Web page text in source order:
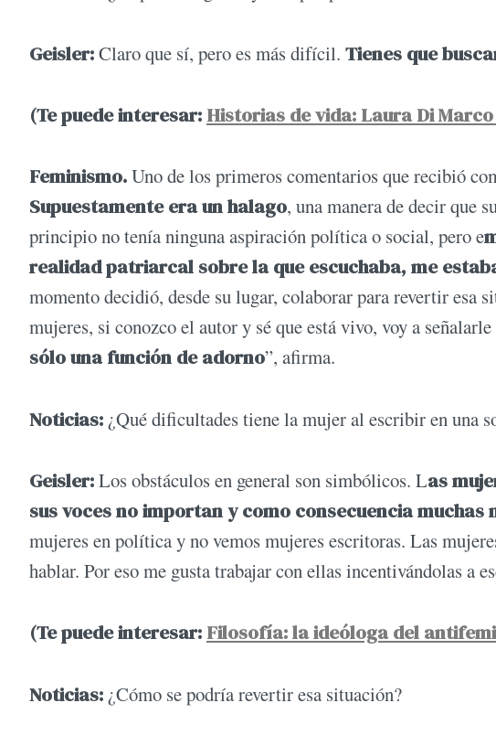
Geisler:Claro que sí, pero es más difícil. Tienes que
(Te puede interesar: Historias de vida: Laura Di
Feminismo.Uno de los primeros comentarios que recibió
Supuestamente era un halago, una manera de decir que
principio no tenía ninguna aspiración política o social, pero e
realidad patriarcal sobre la que escuchaba, me
momento decidió, desde su lugar, colaborar para revertir esa
mujeres, si conozco el autor y sé que está vivo, voy a señalarle
sólo una función de adorno”, afirma.
Noticias: ¿Qué dificultades tiene la mujer al escribir en una
Geisler:Los obstáculos en general son simbólicos. Las
sus voces no importan y como consecuencia
mujeres en política y no vemos mujeres escritoras. Las
hablar. Por eso me gusta trabajar con ellas incentivándolas a
(Te puede interesar: Filosofía: la ideóloga del
Noticias: ¿Cómo se podría revertir esa situación?